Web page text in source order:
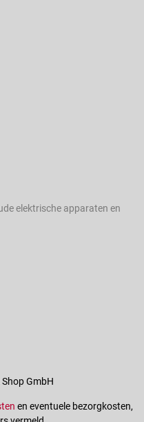
elektrische apparaten en
GmbH
en eventuele bezorgkosten,